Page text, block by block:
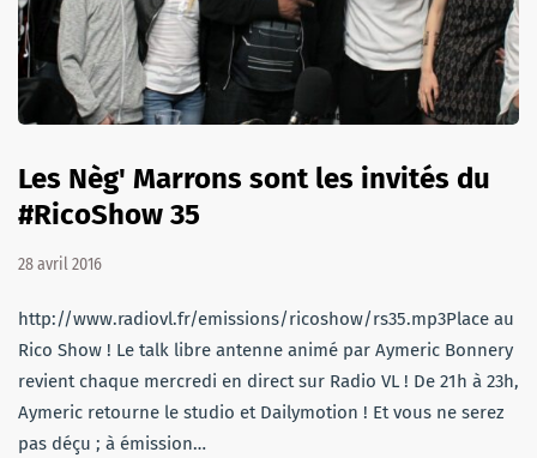
Les Nèg' Marrons sont les invités du
#RicoShow 35
28 avril 2016
http://www.radiovl.fr/emissions/ricoshow/rs35.mp3Place au
Rico Show ! Le talk libre antenne animé par Aymeric Bonnery
revient chaque mercredi en direct sur Radio VL ! De 21h à 23h,
Aymeric retourne le studio et Dailymotion ! Et vous ne serez
pas déçu ; à émission…